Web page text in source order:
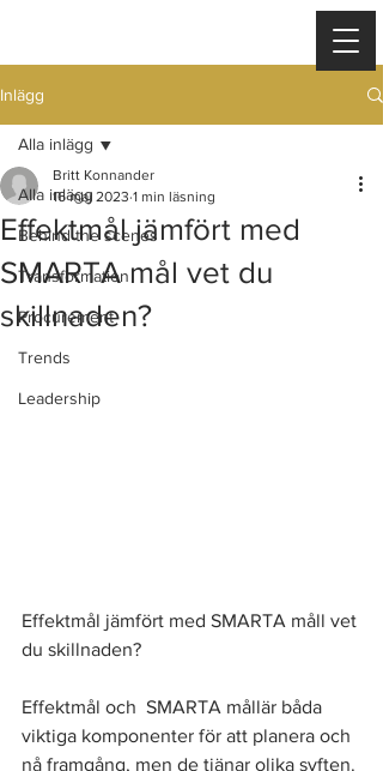
Inlägg
Alla inlägg
Behind the scenes
Transformation
Procurement
Trends
Leadership
Alla inlägg
Effektmål jämfört med
SMARTA mål vet du
skillnaden?
Britt Konnander
16 maj 2023 1 min läsning
Effektmål jämfört med SMARTA måll vet
du skillnaden?
Effektmål och  SMARTA mållär båda
viktiga komponenter för att planera och
nå framgång, men de tjänar olika syften.